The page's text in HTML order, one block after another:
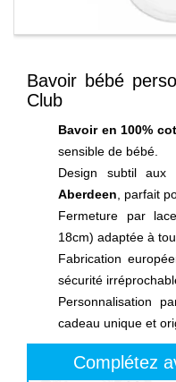
Bavoir bébé
Club
Bavoir en 100%
sensible de bébé.
Design subtil aux
Aberdeen , parfait
Fermeture par
18cm) adaptée à
Fabrication
sécurité
Personnalisation
cadeau unique et
Complétez